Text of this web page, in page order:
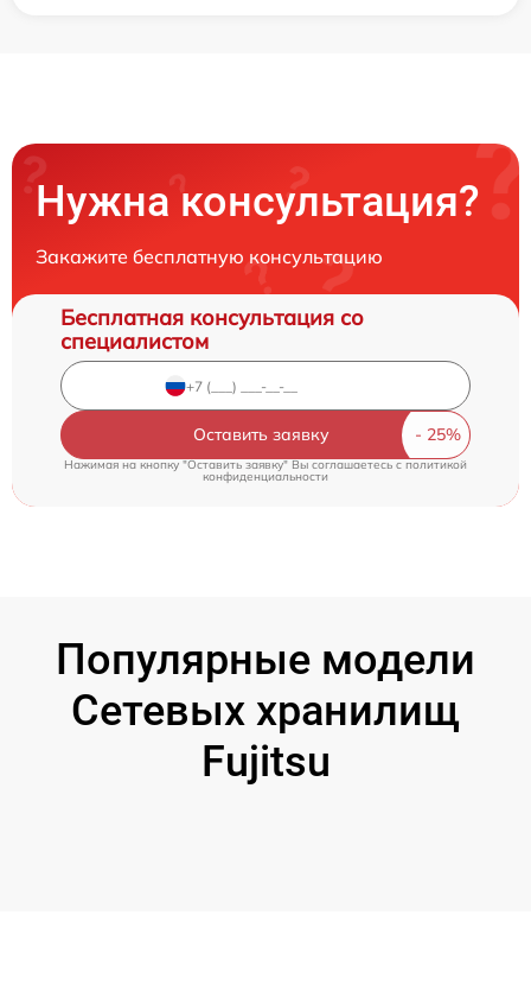
Нужна консультация?
Закажите бесплатную консультацию
Бесплатная консультация со
специалистом
Оставить заявку
Нажимая на кнопку "Оставить заявку" Вы соглашаетесь c политикой
конфиденциальности
Популярные модели
Сетевых хранилищ
Fujitsu